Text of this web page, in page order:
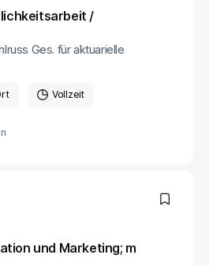
/
Ges. für aktuarielle
Vollzeit
und Marketing; m​